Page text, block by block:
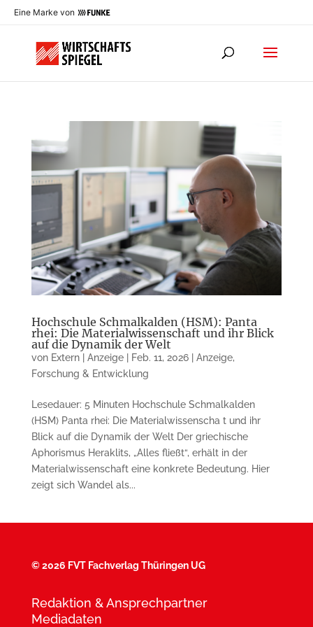
Eine Marke von
Hochschule Schmalkalden (HSM): Panta
rhei: Die Materialwissenschaft und ihr Blick
auf die Dynamik der Welt
von Extern | Anzeige| Feb. 11, 2026| Anzeige,
Forschung & Entwicklung
Lesedauer: 5 Minuten Hochschule Schmalkalden
(HSM) Panta rhei: Die Materialwissenscha t und ihr
Blick auf die Dynamik der Welt Der griechische
Aphorismus Heraklits, „Alles fließt“, erhält in der
Materialwissenschaft eine konkrete Bedeutung. Hier
zeigt sich Wandel als...
©2026 FVT Fachverlag Thüringen UG
Redaktion & Ansprechpartner
Mediadaten